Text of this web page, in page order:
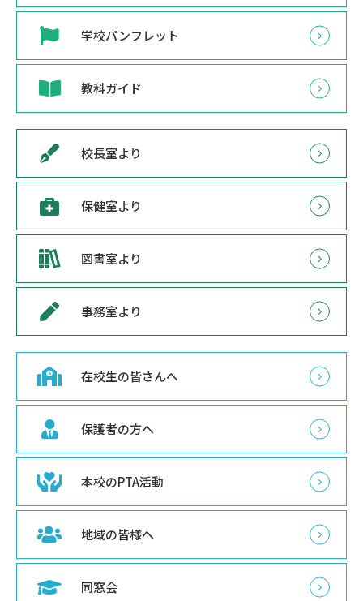
学校パンフレット
教科ガイド
校長室より
保健室より
図書室より
事務室より
在校生の皆さんへ
保護者の方へ
本校のPTA活動
地域の皆様へ
同窓会